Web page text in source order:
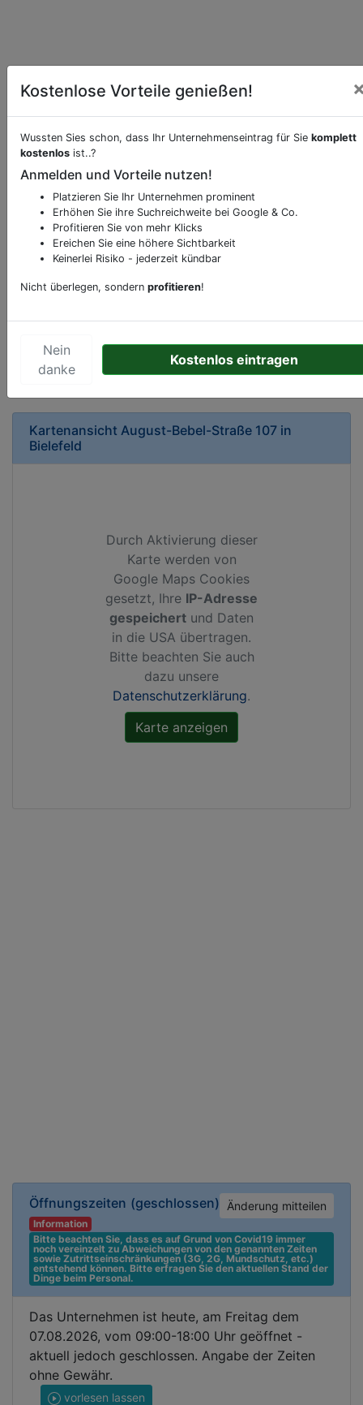
Öffnungszeiten (geschlossen) Änderung mitteilen
Information
Bitte beachten Sie, dass es auf Grund von Covid19 immer
noch vereinzelt zu Abweichungen von den genannten Zeiten
sowie Zutrittseinschränkungen (3G, 2G, Mundschutz, etc.)
entstehend können. Bitte erfragen Sie den aktuellen Stand der
Dinge beim Personal.
Das Unternehmen ist heute, am Freitag dem
07.08.2026, vom 09:00-18:00 Uhr geöffnet -
aktuell jedoch geschlossen. Angabe der Zeiten
ohne Gewähr.
vorlesen lassen
Beschreibung & Services von
Niedrigpreisgeschäft-Ein-Euro-Laden-
Restpostenladen-Ramschladen-Kramladen
Sie möchten eine Beschreibung, Dienstleistung
oder andere relevante Informationen hinzufügen?
Gerne erweitern wir Ihren Firmeneintrag um
Ihren Wettbewerbern abheben.
Kartenansicht August-Bebel-Straße 107 in
Bielefeld
Durch Aktivierung dieser
Karte werden von
Google Maps Cookies
gesetzt, Ihre IP-Adresse
gespeichert und Daten
in die USA übertragen.
Bitte beachten Sie auch
dazu unsere
Datenschutzerklärung.
Kostenlose Vorteile genießen!
Wussten Sies schon, dass Ihr Unternehmenseintrag für Sie komplett
kostenlos ist..?
Anmelden und Vorteile nutzen!
Platzieren Sie Ihr Unternehmen prominent
Erhöhen Sie ihre Suchreichweite bei Google & Co.
Profitieren Sie von mehr Klicks
Ereichen Sie eine höhere Sichtbarkeit
Keinerlei Risiko - jederzeit kündbar
Nicht überlegen, sondern profitieren!
Nein
danke
Kostenlos eintragen